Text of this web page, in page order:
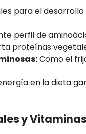
para el desarrollo
perfil de
proteínas
Como el
en la dieta
y Vitaminas